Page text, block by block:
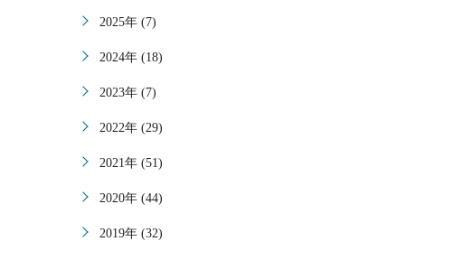
2025年 (7)
2024年 (18)
2023年 (7)
2022年 (29)
2021年 (51)
2020年 (44)
2019年 (32)